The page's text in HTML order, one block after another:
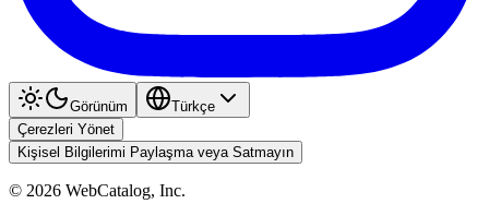
Görünüm
Türkçe
Çerezleri Yönet
Kişisel Bilgilerimi Paylaşma veya Satmayın
© 2026 WebCatalog, Inc.